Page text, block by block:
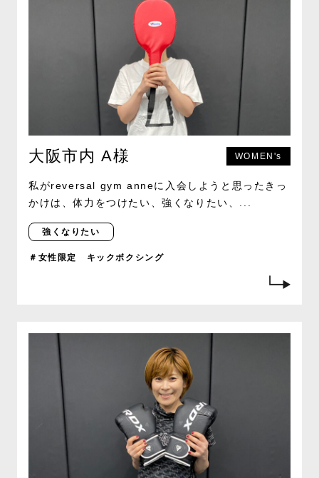
大阪市内 A様 WOMEN's
私がreversal gym anneに入会しようと思ったきっ
かけは、体力をつけたい、強くなりたい、...
強くなりたい
＃女性限定 キックボクシング